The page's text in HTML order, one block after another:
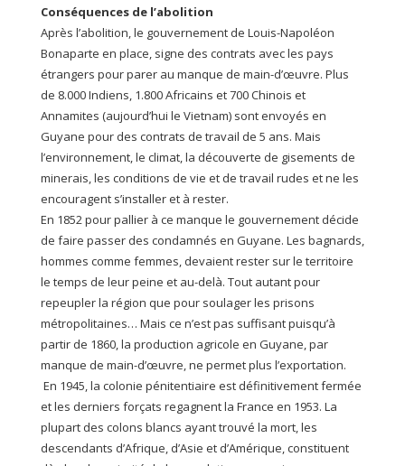
Conséquences de l’abolition
Après l’abolition, le gouvernement de Louis-Napoléon
Bonaparte en place, signe des contrats avec les pays
étrangers pour parer au manque de main-d’œuvre. Plus
de 8.000 Indiens, 1.800 Africains et 700 Chinois et
Annamites (aujourd’hui le Vietnam) sont envoyés en
Guyane pour des contrats de travail de 5 ans. Mais
l’environnement, le climat, la découverte de gisements de
minerais, les conditions de vie et de travail rudes et ne les
encouragent s’installer et à rester.
En 1852 pour pallier à ce manque le gouvernement décide
de faire passer des condamnés en Guyane. Les bagnards,
hommes comme femmes, devaient rester sur le territoire
le temps de leur peine et au-delà. Tout autant pour
repeupler la région que pour soulager les prisons
métropolitaines… Mais ce n’est pas suffisant puisqu’à
partir de 1860, la production agricole en Guyane, par
manque de main-d’œuvre, ne permet plus l’exportation.
En 1945, la colonie pénitentiaire est définitivement fermée
et les derniers forçats regagnent la France en 1953. La
plupart des colons blancs ayant trouvé la mort, les
descendants d’Afrique, d’Asie et d’Amérique, constituent